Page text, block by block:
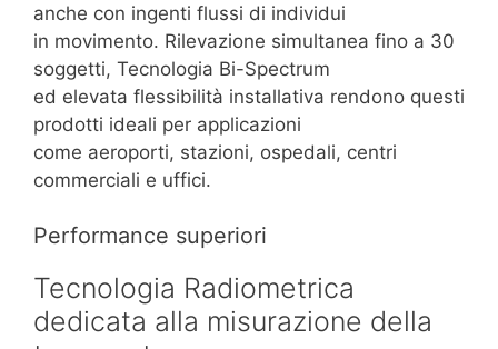
anche con ingenti flussi di individui
in movimento. Rilevazione simultanea fino a 30
soggetti, Tecnologia Bi-Spectrum
ed elevata flessibilità installativa rendono questi
prodotti ideali per applicazioni
come aeroporti, stazioni, ospedali, centri
commerciali e uffici.
Performance superiori
Tecnologia Radiometrica
dedicata alla misurazione della